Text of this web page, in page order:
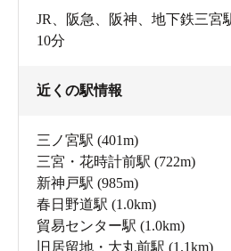
JR、阪急、阪神、地下鉄三宮
10分
近くの駅情報
三ノ宮駅 (401m)
三宮・花時計前駅 (722m)
新神戸駅 (985m)
春日野道駅 (1.0km)
貿易センター駅 (1.0km)
旧居留地・大丸前駅 (1.1km)